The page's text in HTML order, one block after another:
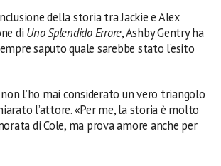
della storia tra Jackie e Alex
di Uno Splendido Errore, Ashby Gentry ha
saputo quale sarebbe stato l’esito
l’ho mai considerato un vero triangolo
l’attore. «Per me, la storia è molto
di Cole, ma prova amore anche per